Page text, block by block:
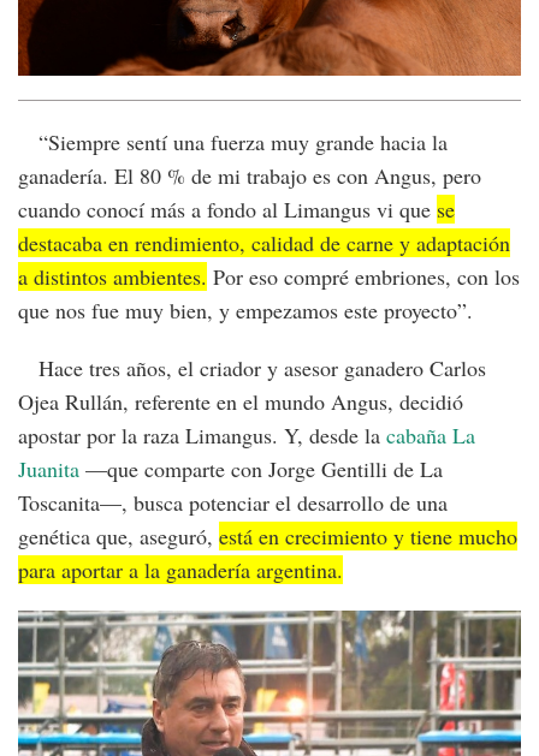
“Siempre sentí una fuerza muy grande hacia la
ganadería. El 80 % de mi trabajo es con Angus, pero
cuando conocí más a fondo al Limangus vi que se
destacaba en rendimiento, calidad de carne y adaptación
a distintos ambientes. Por eso compré embriones, con los
que nos fue muy bien, y empezamos este proyecto”.
Hace tres años, el criador y asesor ganadero Carlos
Ojea Rullán, referente en el mundo Angus, decidió
apostar por la raza Limangus. Y, desde la cabaña La
Juanita —que comparte con Jorge Gentilli de La
Toscanita—, busca potenciar el desarrollo de una
genética que, aseguró, está en crecimiento y tiene mucho
para aportar a la ganadería argentina.